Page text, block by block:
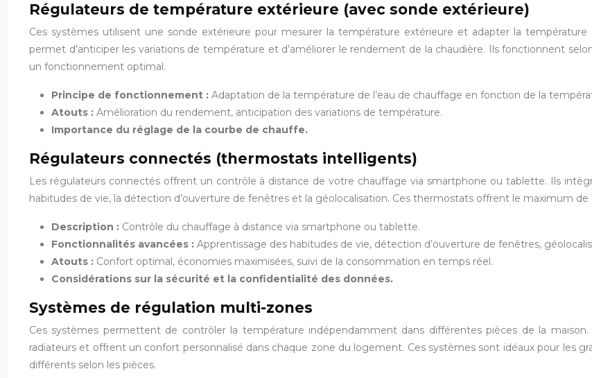
Régulateurs de température extérieure (avec sonde extérieure)
Ces systèmes utilisent une sonde extérieure pour mesurer la température extérieure et adapter la
permet d’anticiper les variations de température et d’améliorer le rendement de la chaudière. Ils fonctionnent
un fonctionnement optimal.
Principe de fonctionnement : Adaptation de la température de l’eau de chauffage en fonction de la
Atouts : Amélioration du rendement, anticipation des variations de température.
Importance du réglage de la courbe de chauffe.
Régulateurs connectés (thermostats intelligents)
Les régulateurs connectés offrent un contrôle à distance de votre chauffage via smartphone ou tablette. Ils
habitudes de vie, la détection d’ouverture de fenêtres et la géolocalisation. Ces thermostats offrent le maximum de
Description : Contrôle du chauffage à distance via smartphone ou tablette.
Fonctionnalités avancées : Apprentissage des habitudes de vie, détection d’ouverture de fenêtres,
Atouts : Confort optimal, économies maximisées, suivi de la consommation en temps réel.
Considérations sur la sécurité et la confidentialité des données.
Systèmes de régulation multi-zones
Ces systèmes permettent de contrôler la température indépendamment dans différentes pièces de la
radiateurs et offrent un confort personnalisé dans chaque zone du logement. Ces systèmes sont idéaux pour les
différents selon les pièces.